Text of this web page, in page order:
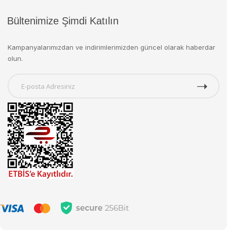
Bültenimize Şimdi Katılın
Kampanyalarımızdan ve indirimlerimizden güncel olarak haberdar
olun.